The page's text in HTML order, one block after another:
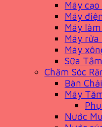
Máy
Máy
Máy
Máy rửa
Máy
Sữa Tắm
Chăm Sóc
Bàn
Máy
Nước